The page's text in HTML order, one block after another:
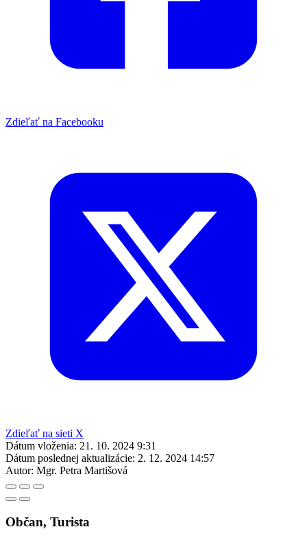
Zdieľať na Facebooku
Zdieľať na sieti X
Dátum vloženia: 21. 10. 2024 9:31
Dátum poslednej aktualizácie: 2. 12. 2024 14:57
Autor: Mgr. Petra Martišová
Občan, Turista